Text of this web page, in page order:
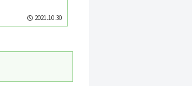
2021.10.30